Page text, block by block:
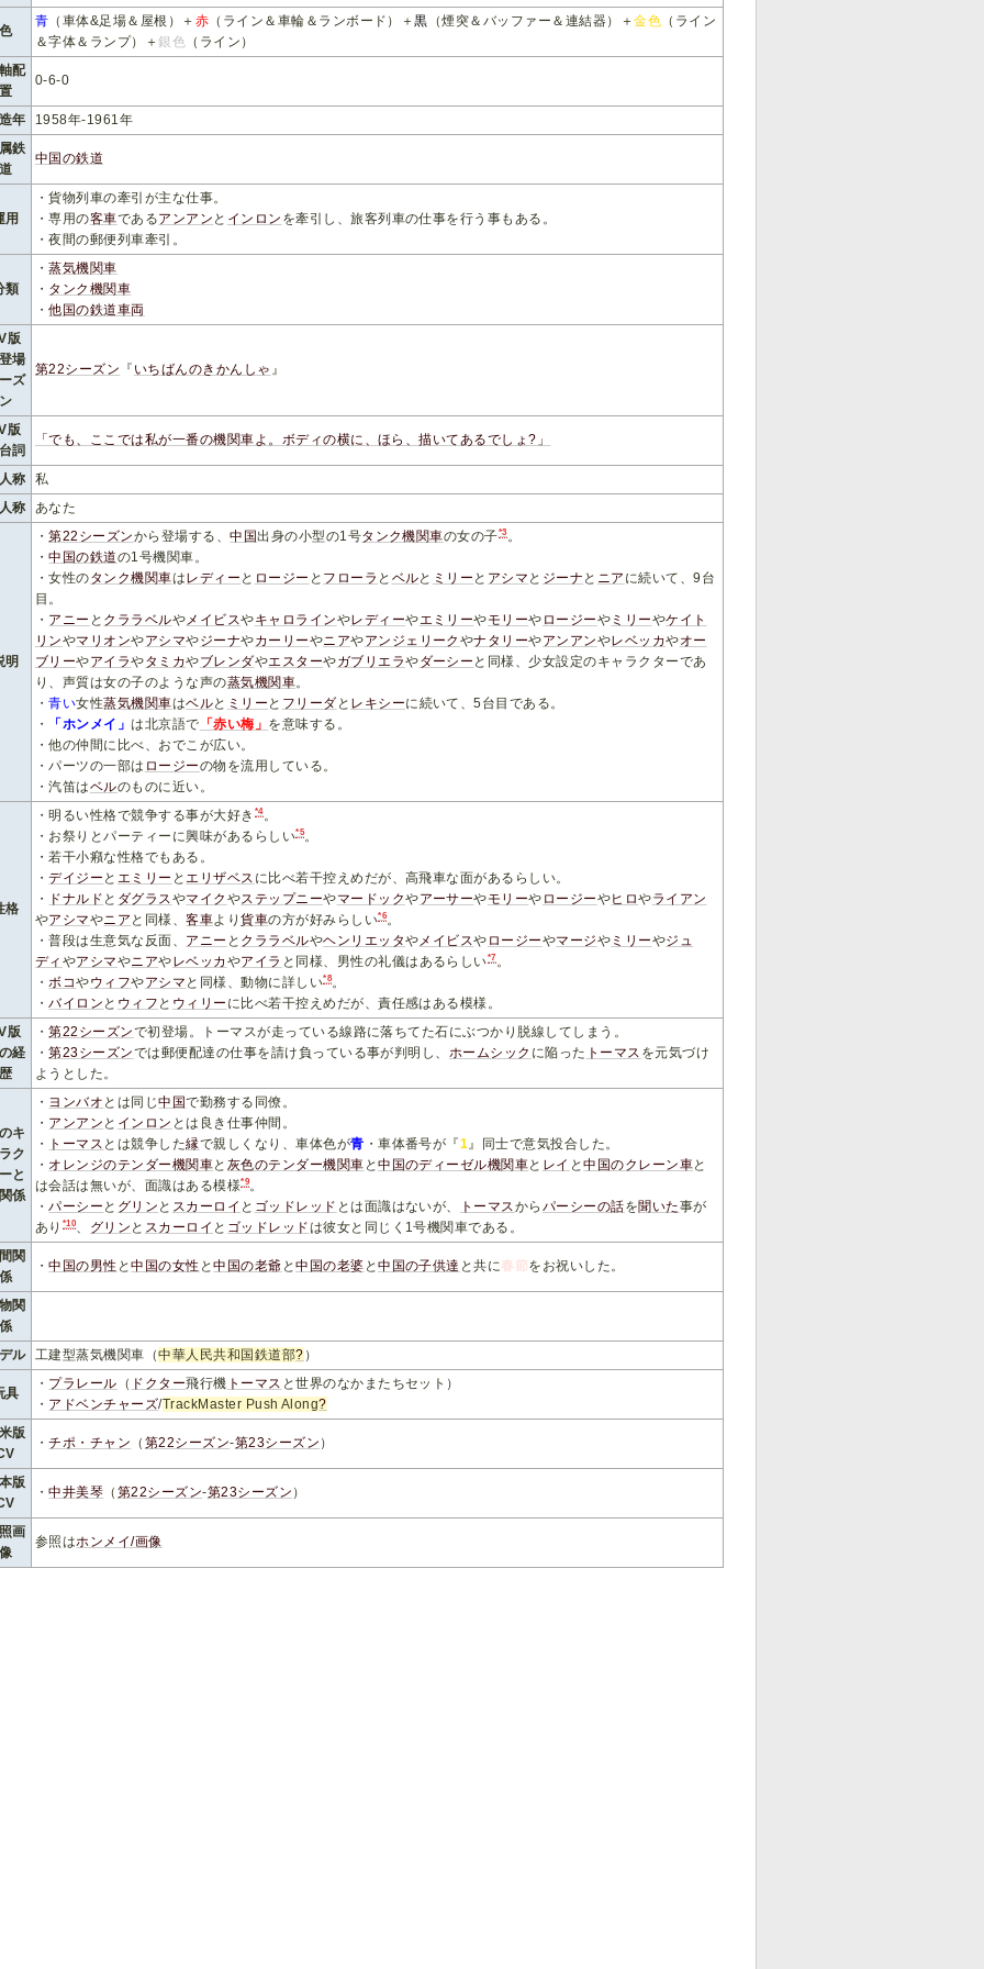
青 （車体&足場＆屋根）＋ 赤 （ライン＆車輪＆ランボード）＋黒 （煙突＆バッファー＆連結器）＋金色 （ライン
＆字体＆ランプ）＋銀色
（ライン）
配
0-6-0
年
1958年-1961年
鉄
中国の鉄道
用
・貨物列車の牽引が主な仕事。
・専用の客車であるアンアン と インロン を牽引し、旅客列車の仕事を行う事もある。
・夜間の郵便列車牽引。
類
・蒸気機関車
・ タンク機関車
・他国の鉄道車両
版
場
ズ
第22シーズン 『 いちばんのきかんしゃ 』
版
詞
「でも、ここでは私が一番の機関車よ。ボディの横に、ほら、描いてあるでしょ?」
称
私
称
あなた
明
・第22シーズンから登場する、中国出身の小型の1号タンク機関車の女の子*3。
・中国の鉄道の1号機関車。
・女性のタンク機関車はレディー と ロージー と フローラ と ベルと ミリー と アシマ と ジーナ と ニア に続いて、9台
目。
・ アニー と クララベルや メイビスやキャロラインやレディーやエミリーやモリーや ロージーや ミリーやケイト
リンやマリオンやアシマやジーナやカーリーやニアやアンジェリーク やナタリーやアンアンやレベッカやオー
ブリーやアイラやタミカやブレンダやエスターやガブリエラやダーシー と同様、少女設定のキャラクターであ
り、声質は女の子のような声の蒸気機関車。
・青い女性蒸気機関車はベルと ミリー と フリーダ と レキシーに続いて、5台目である。
・
「ホンメイ」は北京語で 「赤い梅」 を意味する。
・他の仲間に比べ、おでこが広い。
・パーツの一部は ロージーの物を流用している。
・汽笛はベルのものに近い。
格
・明るい性格で競争する事が大好き *4。
・お祭りとパーティーに興味があるらしい*5。
・若干小癪な性格でもある。
・デイジー と エミリー と エリザベス に比べ若干控えめだが、高飛車な面があるらしい。
・
ドナルド と ダグラス やマイク やステップニーやマードックやアーサーやモリーや ロージーやヒロやライアン
やアシマやニア と同様、客車より貨車の方が好みらしい*6 。
・普段は生意気な反面、 アニー と クララベルやヘンリエッタや メイビスや ロージーやマージや ミリーやジュ
ディ やアシマやニアやレベッカ やアイラ と同様、男性の礼儀はあるらしい*7。
・ ボコやウィフやアシマ と同様、動物に詳しい*8。
・バイロン と ウィフ と ウィリー に比べ若干控えめだが、責任感はある模様。
版
経
・第22シーズンで初登場。トーマスが走っている線路に落ちてた石にぶつかり脱線してしまう。
・第23シーズンでは郵便配達の仕事を請け負っている事が判明し、 ホームシック に陥った トーマス を元気づけ
ようとした。
キ
ク
と
係
・ ヨンバオ とは同じ中国で勤務する同僚。
・ アンアン と インロン とは良き仕事仲間。
・
トーマス とは競争した縁で親しくなり、車体色が青 ・車体番号が『1 』同士で意気投合した。
・ オレンジのテンダー機関車と 灰色のテンダー機関車 と中国のディーゼル機関車と レイ と中国のクレーン車と
は会話は無いが、面識はある模様*9。
・パーシー と グリン と スカーロイ と ゴッドレッド とは面識はないが、 トーマス から パーシーの話を聞いた事が
あり *10 グリン と スカーロイ と ゴッドレッドは彼女と同じく1号機関車である。
関
・中国の男性 と中国の女性 と中国の老爺 と中国の老婆 と中国の子供達 と共に春節をお祝いした。
関
ル
工建型蒸気機関車（中華人民共和国鉄道部? ）
具
・ プラレール （ ドクター飛行機 トーマス と世界のなかまたちセット）
・ アドベンチャーズ/TrackMaster Push Along?
版
・チポ・チャン （ 第22シーズン-第23シーズン ）
版
・中井美琴 （ 第22シーズン-第23シーズン ）
画
参照はホンメイ/画像